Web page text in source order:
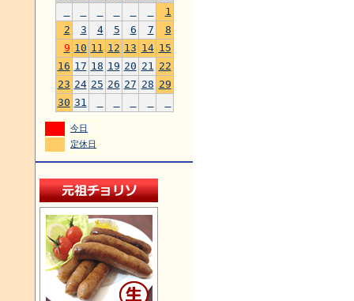
1
2
3 4 5 6 7
8
9 10 11 12 13 14 15
16 17 18 19 20 21 22
23 24 25 26 27 28 29
30 31
今日
定休日